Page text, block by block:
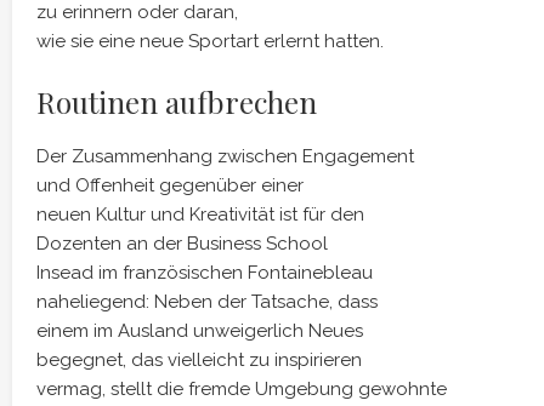
zu erinnern oder daran,
wie sie eine neue Sportart erlernt hatten.
Routinen aufbrechen
Der Zusammenhang zwischen Engagement
und Offenheit gegenüber einer
neuen Kultur und Kreativität ist für den
Dozenten an der Business School
Insead im französischen Fontainebleau
naheliegend: Neben der Tatsache, dass
einem im Ausland unweigerlich Neues
begegnet, das vielleicht zu inspirieren
vermag, stellt die fremde Umgebung gewohnte